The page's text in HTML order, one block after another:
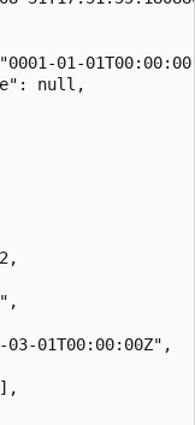
01-
null,
03-01T00:00:00Z",